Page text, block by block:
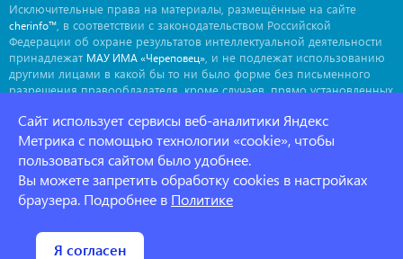
Исключительные права на материалы, размещённые на сайте
cherinfo™, в соответствии с законодательством Российской
Федерации об охране результатов интеллектуальной деятельности
принадлежат МАУ ИМА «Череповец», и не подлежат использованию
другими лицами в какой бы то ни было форме без письменного
разрешения правообладателя, кроме случаев, прямо установленных
ima@cherinfo.ru. Мнение авторов может не совпадать с мнением
редакции.
При использовании материалов сайтаcherinfo™
является прямая, открытая для индексации гиперссылка на
страницу, с которой материал заимствован. Гиперссылка должна
размещаться непосредственно в тексте, воспроизводящем
оригинальный материал
Политика конфеденциальности
Сайт использует сервисы веб-аналитики Яндекс
Метрика с помощью технологии «cookie», чтобы
пользоваться сайтом было удобнее.
Вы можете запретить обработку cookies в настройках
браузера. Подробнее в Политике